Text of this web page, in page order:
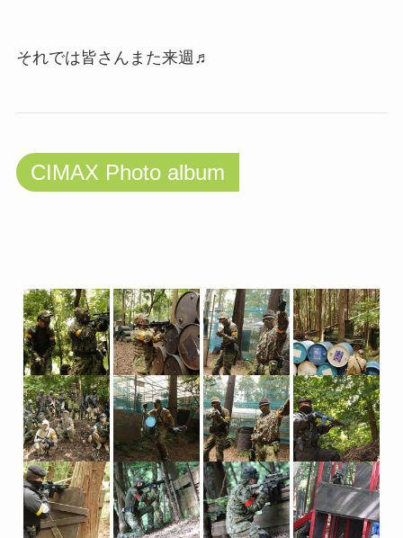
それでは皆さんまた来週♬
CIMAX Photo album